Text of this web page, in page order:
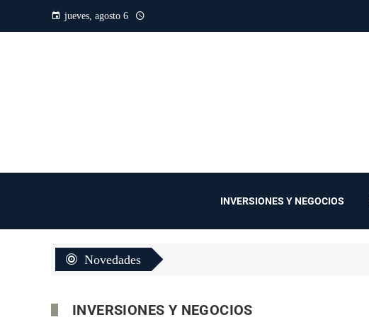
jueves, agosto 6
INVERSIONES Y NEGOCIOS
Novedades
INVERSIONES Y NEGOCIOS